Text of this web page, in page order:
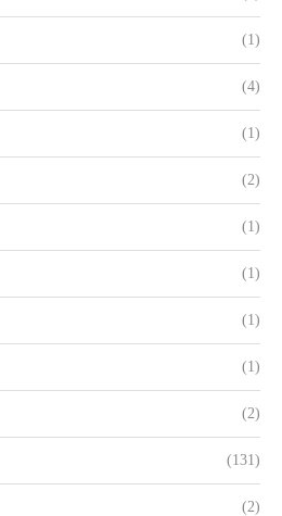
(1)
(4)
(1)
(2)
(1)
(1)
(1)
(1)
(2)
(131)
(2)